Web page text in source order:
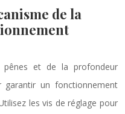
de la
et de la profondeur
garantir un fonctionnement
les vis de réglage pour